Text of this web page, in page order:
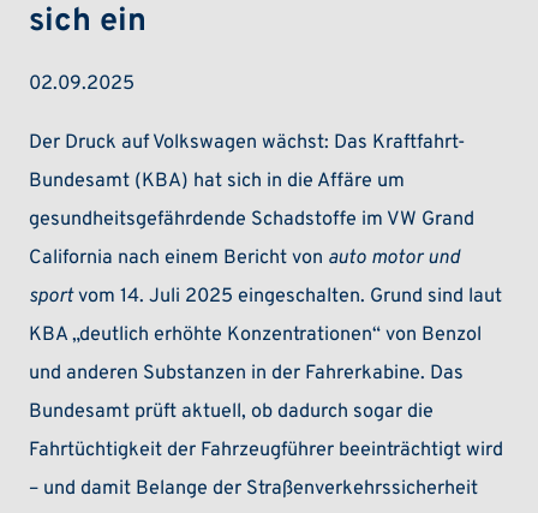
sich ein
02.09.2025
Der Druck auf Volkswagen wächst: Das Kraftfahrt-
Bundesamt (KBA) hat sich in die Affäre um
gesundheitsgefährdende Schadstoffe im VW Grand
California nach einem Bericht von auto motor und
sportvom 14. Juli 2025 eingeschalten. Grund sind laut
KBA „deutlich erhöhte Konzentrationen“ von Benzol
und anderen Substanzen in der Fahrerkabine. Das
Bundesamt prüft aktuell, ob dadurch sogar die
Fahrtüchtigkeit der Fahrzeugführer beeinträchtigt wird
– und damit Belange der Straßenverkehrssicherheit